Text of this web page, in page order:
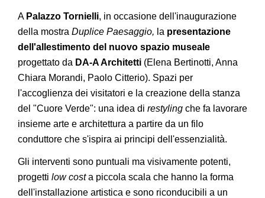
A Palazzo Tornielli, in occasione dell'inaugurazione
della mostra Duplice Paesaggio, la presentazione
dell'allestimento del nuovo spazio museale
progettato da DA-A Architetti (Elena Bertinotti, Anna
Chiara Morandi, Paolo Citterio). Spazi per
l'accoglienza dei visitatori e la creazione della stanza
del "Cuore Verde": una idea di restyling che fa lavorare
insieme arte e architettura a partire da un filo
conduttore che s'ispira ai principi dell'essenzialità.
Gli interventi sono puntuali ma visivamente potenti,
progetti low costa piccola scala che hanno la forma
dell'installazione artistica e sono riconducibili a un